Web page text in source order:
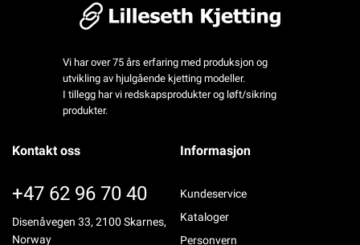
Vi har over 75 års erfaring med produksjon og
utvikling av hjulgående kjetting modeller.
I tillegg har vi redskapsprodukter og løft/sikring
produkter.
Kontakt oss
+47 62 96 70 40
Disenåvegen 33, 2100 Skarnes,
Norway
Informasjon
Kundeservice
Kataloger
Personvern